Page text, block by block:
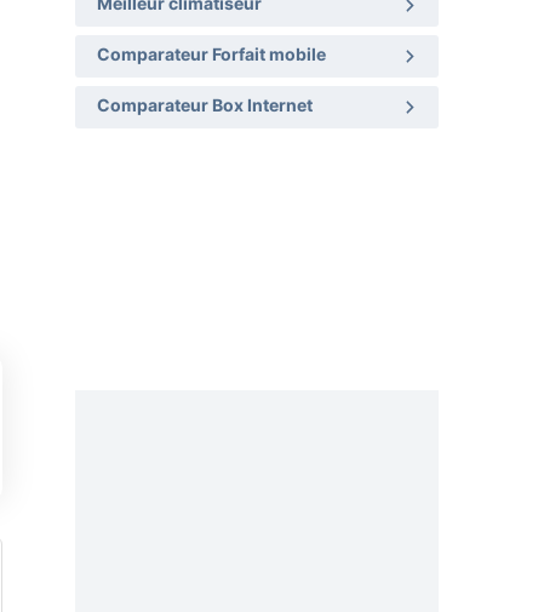
Meilleur climatiseur
Comparateur Forfait mobile
Comparateur Box Internet